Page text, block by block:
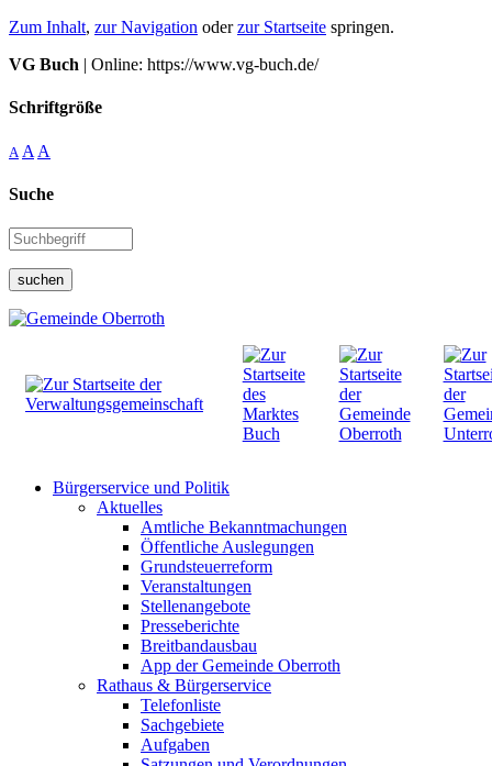
Zum Inhalt, zur Navigation oderzur Startseite springen.
VG Buch | Online: https://www.vg-buch.de/
Schriftgröße
A A A
Suche
suchen
Bürgerservice und Politik
Aktuelles
Amtliche Bekanntmachungen
Öffentliche Auslegungen
Grundsteuerreform
Veranstaltungen
Stellenangebote
Presseberichte
Breitbandausbau
App der Gemeinde Oberroth
Rathaus & Bürgerservice
Telefonliste
Sachgebiete
Aufgaben